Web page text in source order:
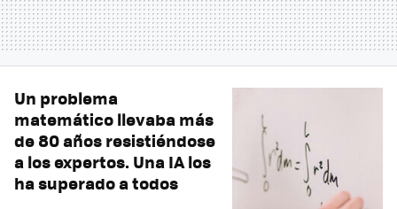
Un problema
matemático llevaba más
de 80 años resistiéndose
a los expertos. Una IA los
ha superado a todos